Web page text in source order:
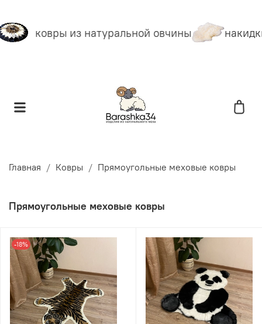
ковры из натуральной овчины
Главная Ковры Прямоугольные меховые ковры
Прямоугольные меховые ковры
-18%